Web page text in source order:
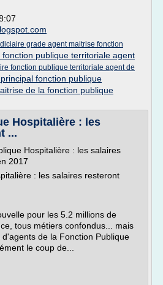
grade agent maitrise fonction
fonction publique territoriale agent
fonction publique territoriale agent de
fonction publique
de la fonction publique
Hospitalière : les
...
Hospitalière : les salaires
2017
: les salaires resteront
pour les 5.2 millions de
tous métiers confondus... mais
de la Fonction Publique
le coup de...